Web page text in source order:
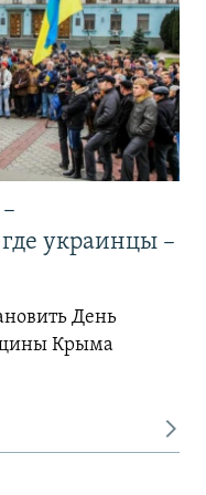
украинцы –
День
Крыма